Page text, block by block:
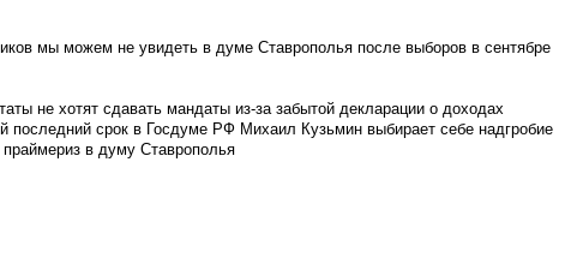
мы можем не увидеть в думе Ставрополья после выборов в сентябре
не хотят сдавать мандаты из-за забытой декларации о доходах
последний срок в Госдуме РФ Михаил Кузьмин выбирает себе надгробие
в думу Ставрополья